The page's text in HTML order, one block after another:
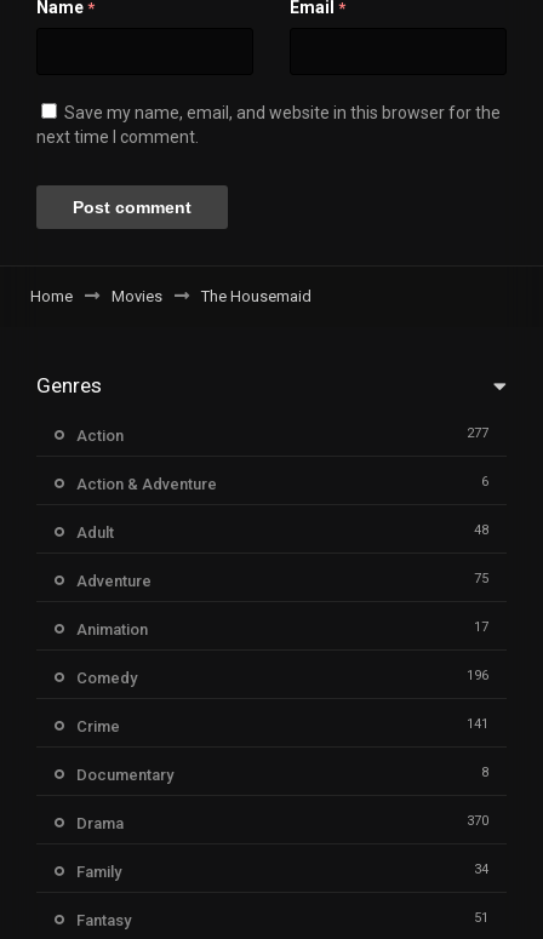
Name * Email *
Save my name, email, and website in this browser for the
next time I comment.
Home Movies The Housemaid
Genres
Action 277
Action & Adventure 6
Adult 48
Adventure 75
Animation 17
Comedy 196
Crime 141
Documentary 8
Drama 370
Family 34
Fantasy 51